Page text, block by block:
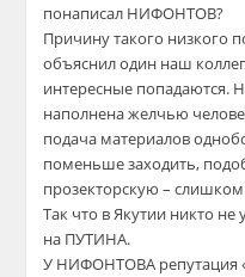
понаписал НИФОНТОВ?
Причину такого низкого
объяснил один наш
интересные попадаются.
наполнена желчью
подача материалов
поменьше заходить,
прозекторскую –
Так что в Якутии никто
на ПУТИНА.
У НИФОНТОВА репутация